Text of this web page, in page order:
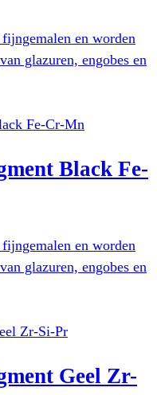
en worden
glazuren, engobes en
Black Fe-
en worden
glazuren, engobes en
Geel Zr-